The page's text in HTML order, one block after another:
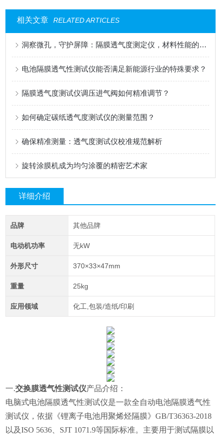
相关文章 RELATED ARTICLES
洞察微孔，守护屏障：隔膜透气度测定仪，材料性能的精密标尺
电池隔膜透气性测试仪能否满足新能源行业的特殊要求？
隔膜透气度测试仪调压进气阀如何精准调节？
如何确定碳纸透气度测试仪的测量范围？
确保精准测量：透气度测试仪校准规范解析
旋转涂膜机成为均匀涂覆的精密艺术家
详细介绍
品牌 其他品牌
电动机功率 无kW
外形尺寸 370×33×47mm
重量 25kg
应用领域 化工,包装/造纸/印刷
一.交换膜透气性测试仪产品介绍：
电脑式电池隔膜透气性测试仪是一款全自动电池隔膜透气性
测试仪，依据《锂离子电池用聚烯烃隔膜》GB/T36363-2018
以及ISO 5636、SJT 1071.9等国际标准。 主要用于测试隔膜以